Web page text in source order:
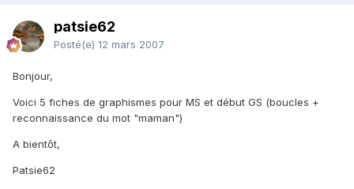
patsie62
Posté(e) 12 mars 2007
Bonjour,
Voici 5 fiches de graphismes pour MS et début GS (boucles +
reconnaissance du mot "maman")
A bientôt,
Patsie62